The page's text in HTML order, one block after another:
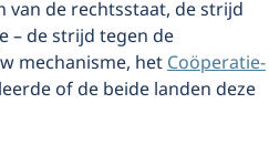
de rechtsstaat, de strijd
– de strijd tegen de
mechanisme, hetCoöperatie-
of de beide landen deze